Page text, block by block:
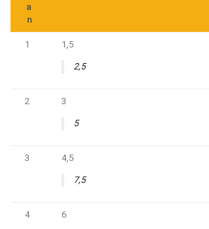
a
n
1
1,5
2,5
2
3
5
3
4,5
7,5
4
6